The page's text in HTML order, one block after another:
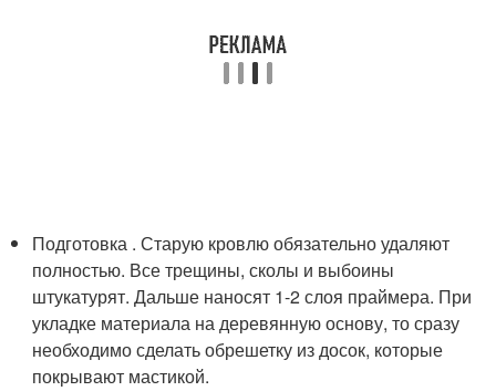
Подготовка . Старую кровлю обязательно удаляют
полностью. Все трещины, сколы и выбоины
штукатурят. Дальше наносят 1-2 слоя праймера. При
укладке материала на деревянную основу, то сразу
необходимо сделать обрешетку из досок, которые
покрывают мастикой.